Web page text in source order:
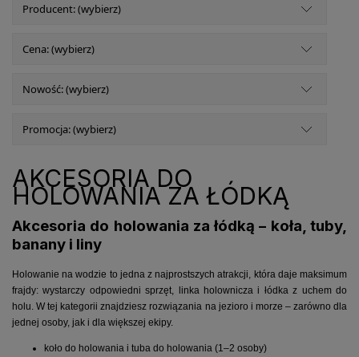
Producent: (wybierz)
Cena: (wybierz)
Nowość: (wybierz)
Promocja: (wybierz)
AKCESORIA DO
HOLOWANIA ZA ŁÓDKĄ
Akcesoria do holowania za łódką – koła, tuby,
banany i liny
Holowanie na wodzie to jedna z najprostszych atrakcji, która daje maksimum
frajdy: wystarczy odpowiedni sprzęt, linka holownicza i łódka z uchem do
holu. W tej kategorii znajdziesz rozwiązania na jezioro i morze – zarówno dla
jednej osoby, jak i dla większej ekipy.
koło do holowania i tuba do holowania (1–2 osoby)